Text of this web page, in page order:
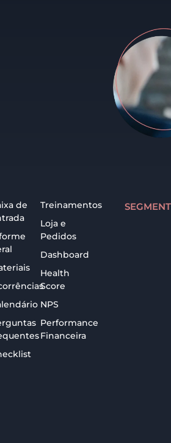
de
Treinamentos
Loja e
Pedidos
Dashboard
Health
Score
NPS
Performance
Financeira